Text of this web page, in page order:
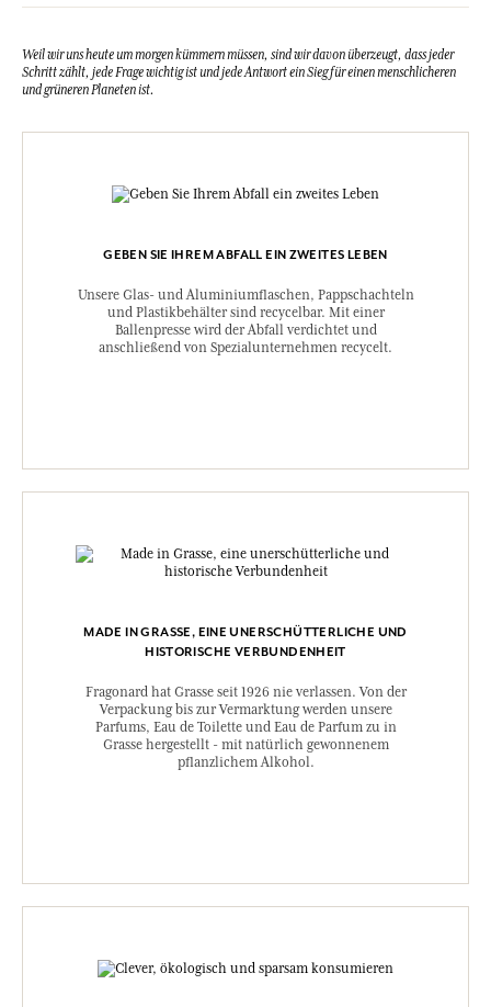
Weil wir uns heute um morgen kümmern müssen, sind wir davon überzeugt, dass jeder
Schritt zählt, jede Frage wichtig ist und jede Antwort ein Sieg für einen menschlicheren
und grüneren Planeten ist.
GEBEN SIE IHREM ABFALL EIN ZWEITES LEBEN
Unsere Glas- und Aluminiumflaschen, Pappschachteln
und Plastikbehälter sind recycelbar. Mit einer
Ballenpresse wird der Abfall verdichtet und
anschließend von Spezialunternehmen recycelt.
MADE IN GRASSE, EINE UNERSCHÜTTERLICHE UND
HISTORISCHE VERBUNDENHEIT
Fragonard hat Grasse seit 1926 nie verlassen. Von der
Verpackung bis zur Vermarktung werden unsere
Parfums, Eau de Toilette und Eau de Parfum zu in
Grasse hergestellt - mit natürlich gewonnenem
pflanzlichem Alkohol.